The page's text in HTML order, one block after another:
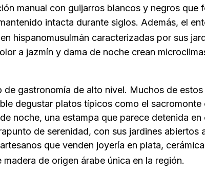
manual con guijarros blancos y negros que
intacta durante siglos. Además, el
hispanomusulmán caracterizadas por sus
a jazmín y dama de noche crean
gastronomía de alto nivel. Muchos de
degustar platos típicos como elsacromonte
noche, una estampa que parece detenida en
de serenidad, con sus jardines abiertos
que venden joyería en plata,
de origen árabe única en la región.